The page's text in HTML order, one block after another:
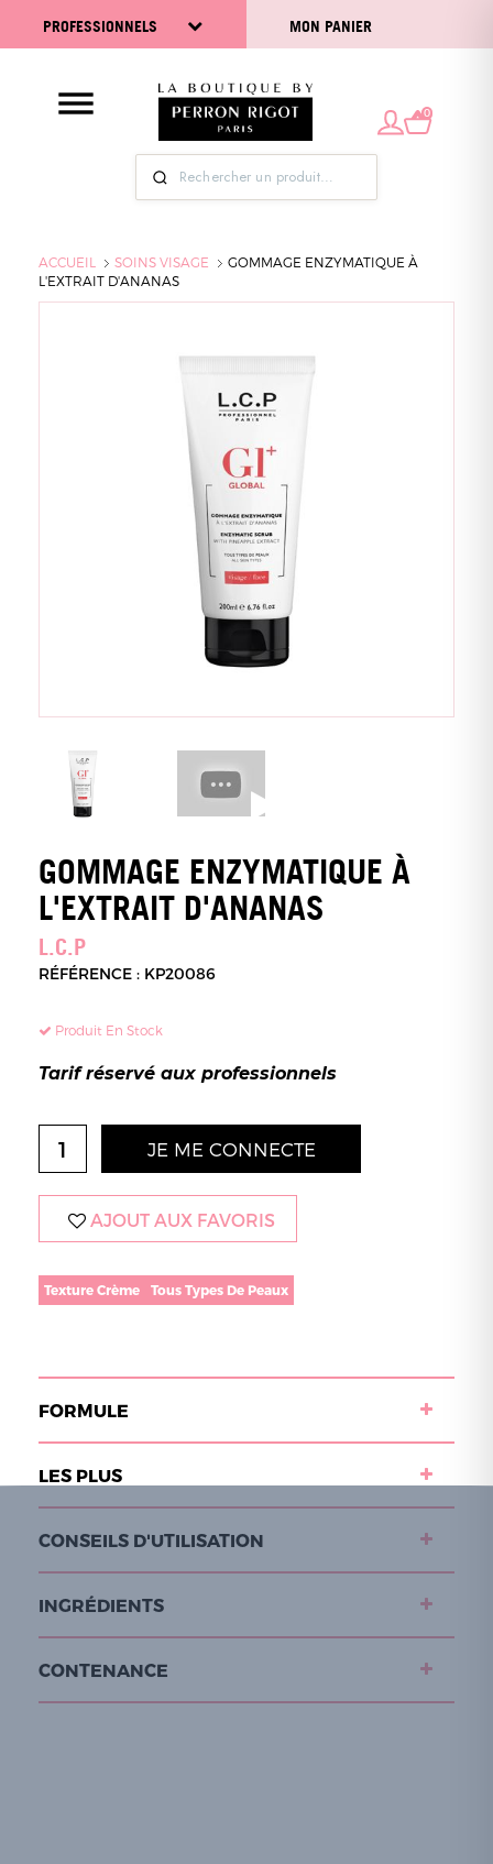
PROFESSIONNELS MON PANIER
0
ACCUEIL SOINS VISAGE
GOMMAGE ENZYMATIQUE À
L'EXTRAIT D'ANANAS
GOMMAGE ENZYMATIQUE À
L'EXTRAIT D'ANANAS
L.C.P
RÉFÉRENCE : KP20086
Produit En Stock
Tarif réservé aux professionnels
JE ME CONNECTE
AJOUT AUX FAVORIS
Texture Crème Tous Types De Peaux
FORMULE
LES PLUS
CONSEILS D'UTILISATION
INGRÉDIENTS
CONTENANCE